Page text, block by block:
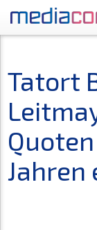
Tatort
Jahren